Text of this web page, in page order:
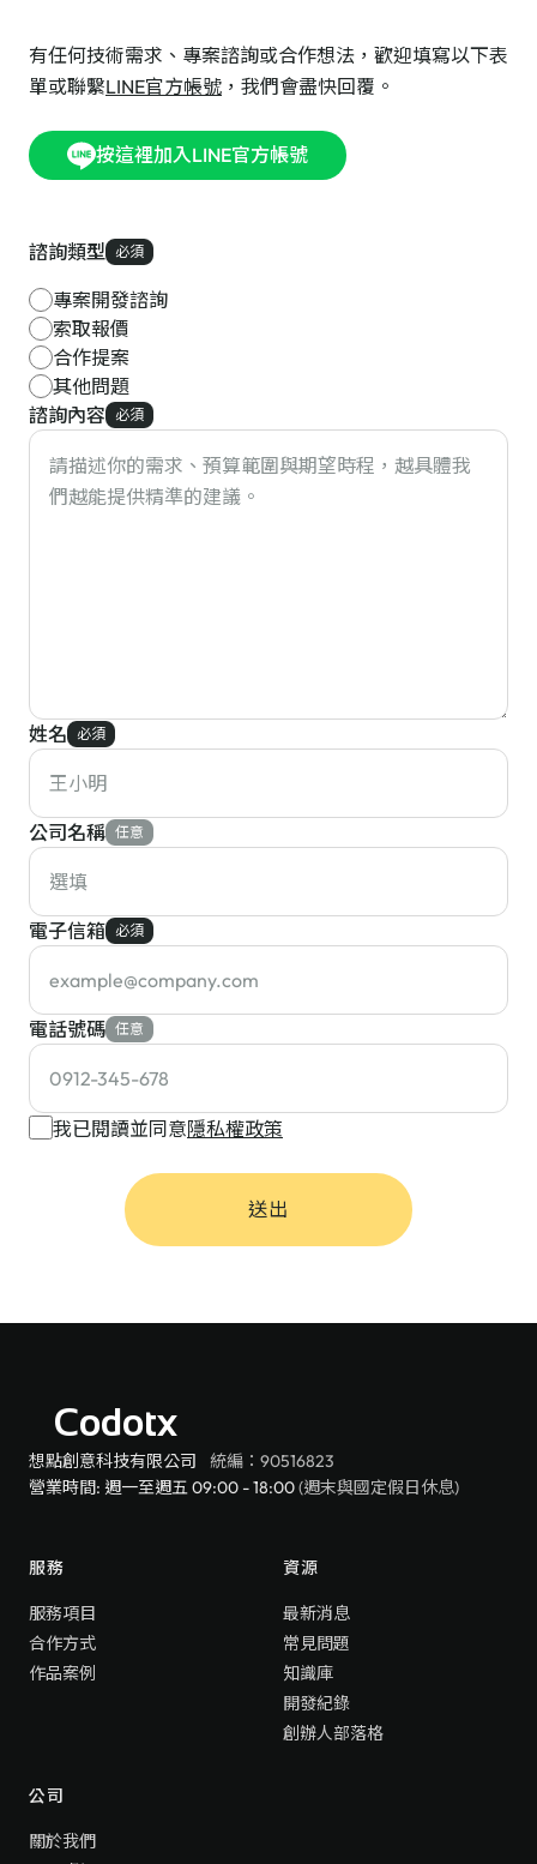
有任何技術需求、專案諮詢或合作想法，歡迎填寫以下表
單或聯繫LINE官方帳號 ，我們會盡快回覆。
按這裡加入LINE官方帳號
諮詢類型 必須
專案開發諮詢
索取報價
合作提案
其他問題
諮詢內容 必須
姓名 必須
公司名稱 任意
電子信箱 必須
電話號碼 任意
我已閱讀並同意隱私權政策
送出
Codotx
想點創意科技有限公司
統編：90516823
營業時間: 週一至週五 09:00 - 18:00(週末與國定假日休息)
服務
服務項目
合作方式
作品案例
資源
最新消息
常見問題
知識庫
開發紀錄
創辦人部落格
公司
關於我們